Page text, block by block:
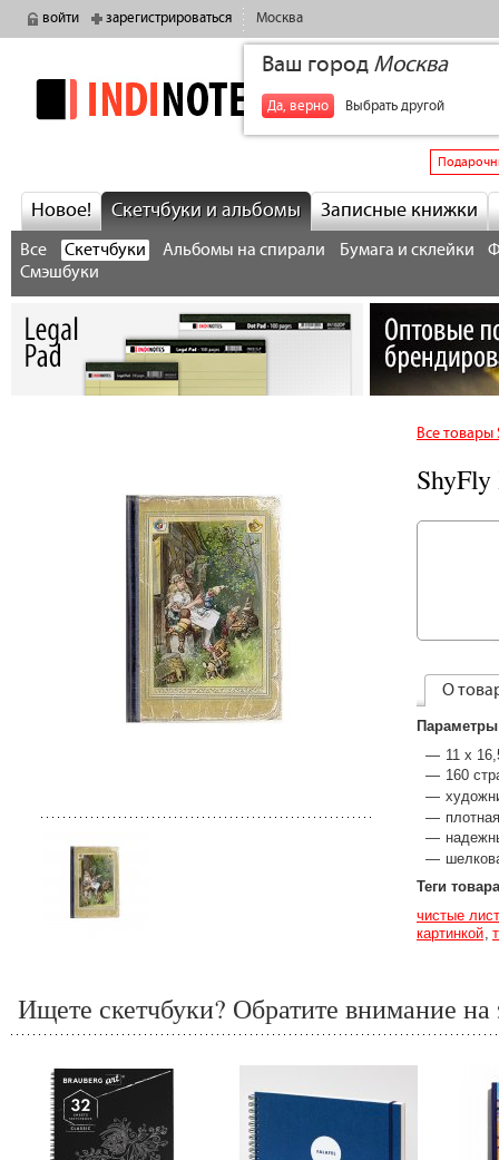
войти зарегистрироваться Москва
Ваш город Москва
Да, верно Выбрать другой
indinotes
Новое! Скетчбуки и альбомы Записные книжки
Все Скетчбуки Альбомы на спирали Бумага и склейки
Смэшбуки
Все товары
О
Параметры
11 х
160
Теги товара
чистые
картинкой
Ищете скетчбуки? Обратите внимание на